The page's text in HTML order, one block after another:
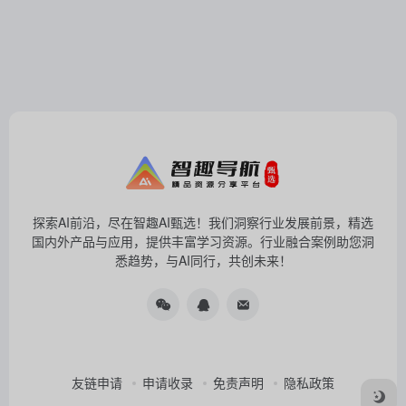
探索AI前沿，尽在智趣AI甄选！我们洞察行业发展前景，精选
国内外产品与应用，提供丰富学习资源。行业融合案例助您洞
悉趋势，与AI同行，共创未来！
友链申请 申请收录 免责声明 隐私政策